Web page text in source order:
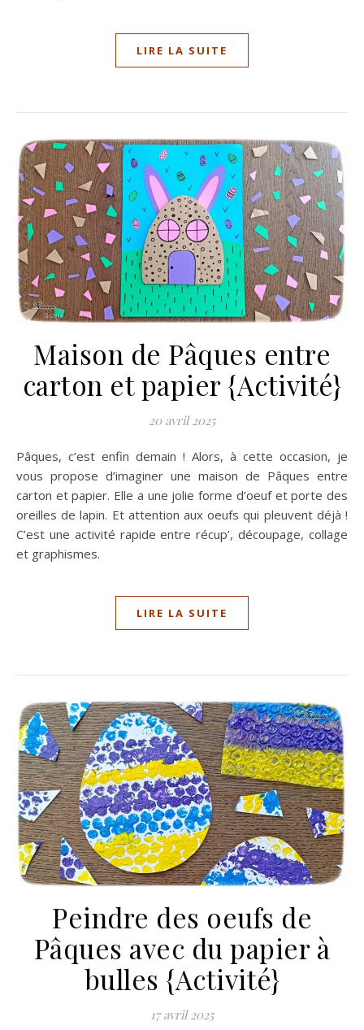
LIRE LA SUITE
Maison de Pâques entre
carton et papier {Activité}
20 avril 2025
Pâques, c’est enfin demain ! Alors, à cette occasion, je
vous propose d’imaginer une maison de Pâques entre
carton et papier. Elle a une jolie forme d’oeuf et porte des
oreilles de lapin. Et attention aux oeufs qui pleuvent déjà !
C’est une activité rapide entre récup’, découpage, collage
et graphismes.
LIRE LA SUITE
Peindre des oeufs de
Pâques avec du papier à
bulles {Activité}
17 avril 2025